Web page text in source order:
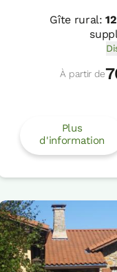
Gîte rural:12
À partir de
Plus
d'information